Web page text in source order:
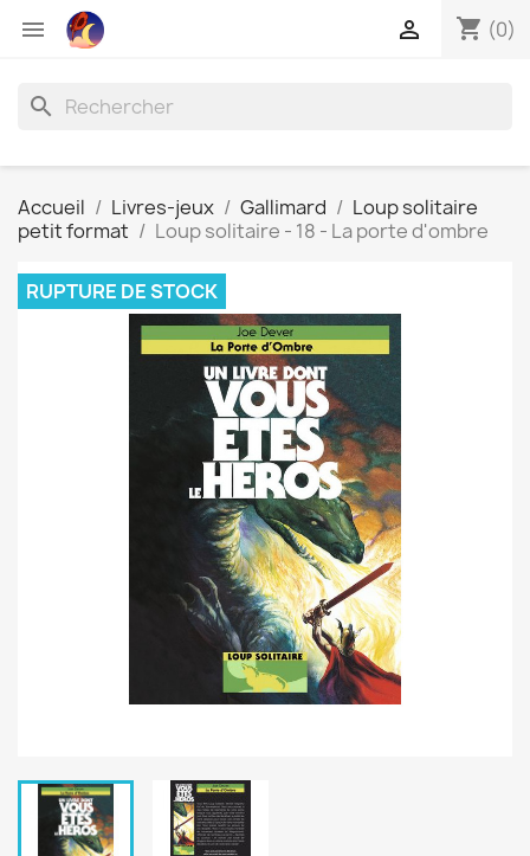
 shopping_cart (0)

search
Accueil Livres-jeux Gallimard
Loup solitaire
petit format
Loup solitaire - 18 - La porte d'ombre
RUPTURE DE STOCK